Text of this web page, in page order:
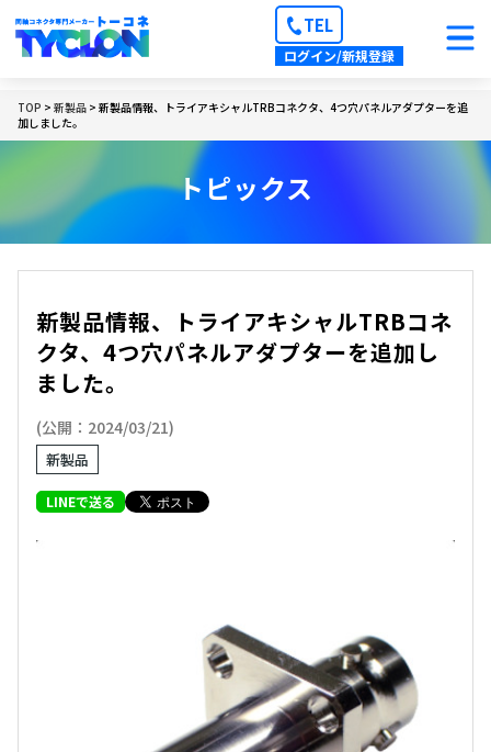
TEL
ログイン/新規登録
TOP > 新製品 > 新製品情報、トライアキシャルTRBコネクタ、4つ穴パネルアダプターを追
加しました。
トピックス
新製品情報、トライアキシャルTRBコネ
クタ、4つ穴パネルアダプターを追加し
ました。
(公開：2024/03/21)
新製品
LINEで送る